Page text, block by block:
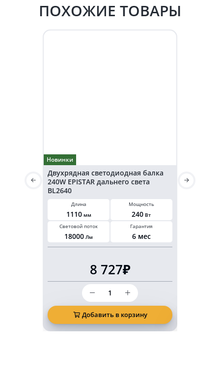
ПОХОЖИЕ ТОВАРЫ
Новинки
Двухрядная светодиодная балка
240W EPISTAR дальнего света
BL2640
Длина
1110 мм
Мощность
240 Вт
Световой поток
18000 Лм
Гарантия
6 мес
8 727₽
Количество
товара
Двухрядная
светодиодная
балка
240W
Добавить в корзину
CREE 252